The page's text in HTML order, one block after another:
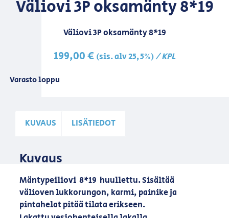
Väliovi 3P oksamänty 8*19
Väliovi 3P oksamänty 8*19
199,00€ (sis. alv 25,5%)/ KPL
Varasto loppu
KUVAUS LISÄTIEDOT
Kuvaus
Mäntypeiliovi 8*19 huullettu. Sisältää
välioven lukkorungon, karmi, painike ja
pintahelat pitää tilata erikseen.